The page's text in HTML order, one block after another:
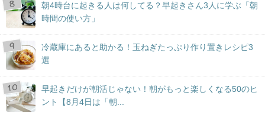
朝4時台に起きる人は何してる？早起きさん3人に学ぶ「朝
時間の使い方」
冷蔵庫にあると助かる！玉ねぎたっぷり作り置きレシピ3
選
早起きだけが朝活じゃない！朝がもっと楽しくなる50のヒ
ント【8月4日は「朝...